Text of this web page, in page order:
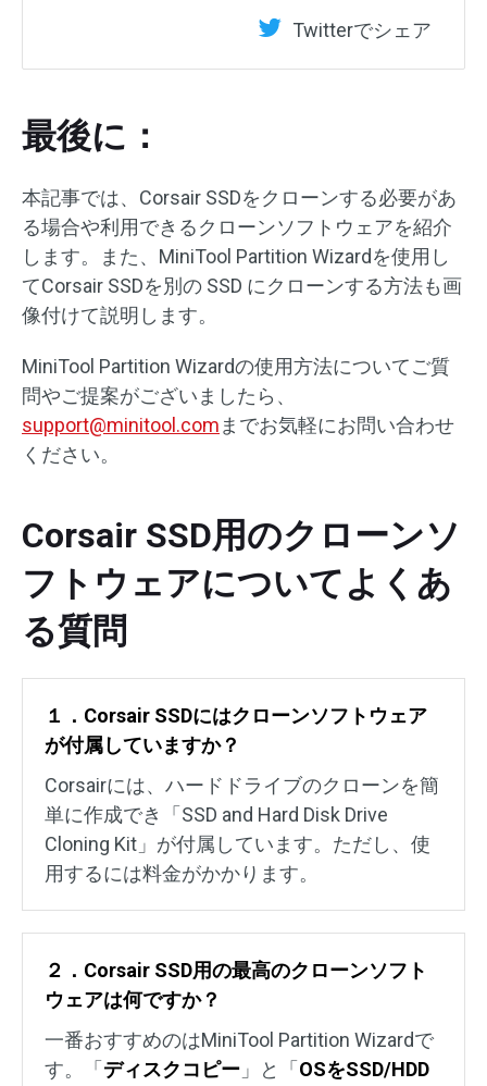
Twitterでシェア
最後に：
本記事では、Corsair SSDをクローンする必要があ
る場合や利用できるクローンソフトウェアを紹介
します。また、MiniTool Partition Wizardを使用し
てCorsair SSDを別の SSD にクローンする方法も画
像付けて説明します。
MiniTool Partition Wizardの使用方法についてご質
問やご提案がございましたら、
support@minitool.comまでお気軽にお問い合わせ
ください。
Corsair SSD用のクローンソ
フトウェアについてよくあ
る質問
１．Corsair SSDにはクローンソフトウェア
が付属していますか？
Corsairには、ハードドライブのクローンを簡
単に作成でき「SSD and Hard Disk Drive
Cloning Kit」が付属しています。ただし、使
用するには料金がかかります。
２．Corsair SSD用の最高のクローンソフト
ウェアは何ですか？
一番おすすめのはMiniTool Partition Wizardで
す。「 ディスクコピー 」と「 OSをSSD/HDD